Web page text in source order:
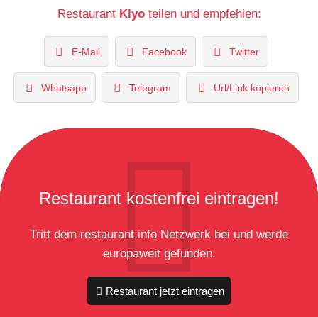
Restaurant Klyoteilen und empfehlen:
E-Mail Facebook Twitter
Whatsapp Telegram Url/Link kopieren
Restaurant kostenfrei eintragen!
Tritt dem restaurant.info Netzwerk bei und werde
europaweit gefunden.
Restaurant jetzt eintragen